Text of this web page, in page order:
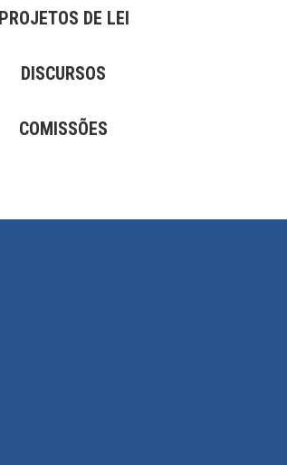
PROJETOS DE LEI
DISCURSOS
COMISSÕES